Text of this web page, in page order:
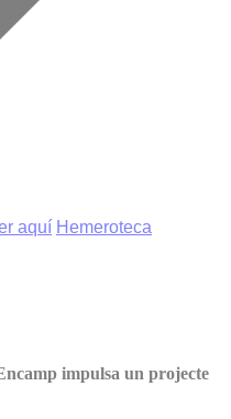
aquí Hemeroteca
impulsa un projecte